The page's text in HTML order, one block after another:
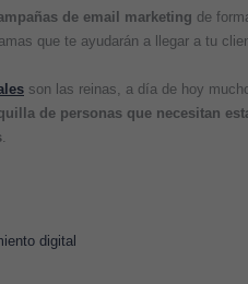
de email marketing de
que te ayudarán a llegar a tu
son las reinas, a día de hoy
de personas que necesitan
.
digital